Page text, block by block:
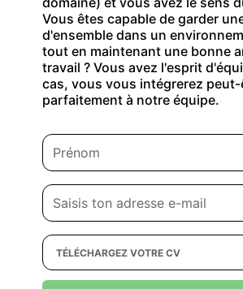
Vous êtes capable de garder
d'ensemble dans un
tout en maintenant une bonne
travail ? Vous avez l'esprit
cas, vous vous intégrerez
parfaitement à notre équipe.
TÉLÉCHARGEZ VOTRE CV